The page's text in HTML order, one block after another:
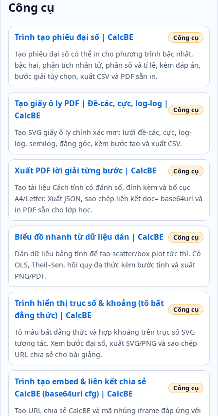
Công cụ
Trình tạo phiếu đại số | CalcBE
Tạo phiếu đại số có thể in cho phương trình bậc nhất,
bậc hai, phân tích nhân tử, phân số và tỉ lệ, kèm đáp án,
bước giải tùy chọn, xuất CSV và PDF sẵn in.
Tạo giấy ô ly PDF | Đề-các, cực, log-log |
CalcBE
Tạo SVG giấy ô ly chính xác mm: lưới đề-các, cực, log-
log, semilog, đẳng góc, kèm bước tạo và xuất CSV.
Xuất PDF lời giải từng bước | CalcBE
Tạo tài liệu Cách tính có đánh số, đính kèm và bố cục
A4/Letter. Xuất JSON, sao chép liên kết doc= base64url và
in PDF sẵn cho lớp học.
Biểu đồ nhanh từ dữ liệu dán | CalcBE
Dán dữ liệu bảng tính để tạo scatter/box plot tức thì. Có
OLS, Theil–Sen, hồi quy đa thức kèm bước tính và xuất
PNG/PDF.
Trình hiển thị trục số & khoảng (tô bất
đẳng thức) | CalcBE
Tô màu bất đẳng thức và hợp khoảng trên trục số SVG
tương tác. Xem bước đại số, xuất SVG/PNG và sao chép
URL chia sẻ cho bài giảng.
Trình tạo embed & liên kết chia sẻ
CalcBE (base64url cfg) | CalcBE
Tạo URL chia sẻ CalcBE và mã nhúng iframe đáp ứng với